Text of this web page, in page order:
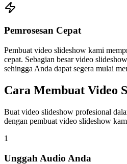
Pemrosesan Cepat
Pembuat video slideshow kami
cepat. Sebagian besar video
sehingga Anda dapat segera mulai
Cara Membuat Video
Buat video slideshow profesional
dengan pembuat video slideshow
1
Unggah Audio Anda